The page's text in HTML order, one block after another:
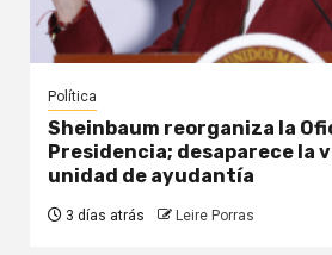
Política
Sheinbaum reorganiza la
Presidencia; desaparece la
unidad de ayudantía
3 días atrás Leire Porras